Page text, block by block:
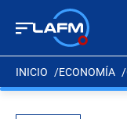
INICIO ECONOMÍA